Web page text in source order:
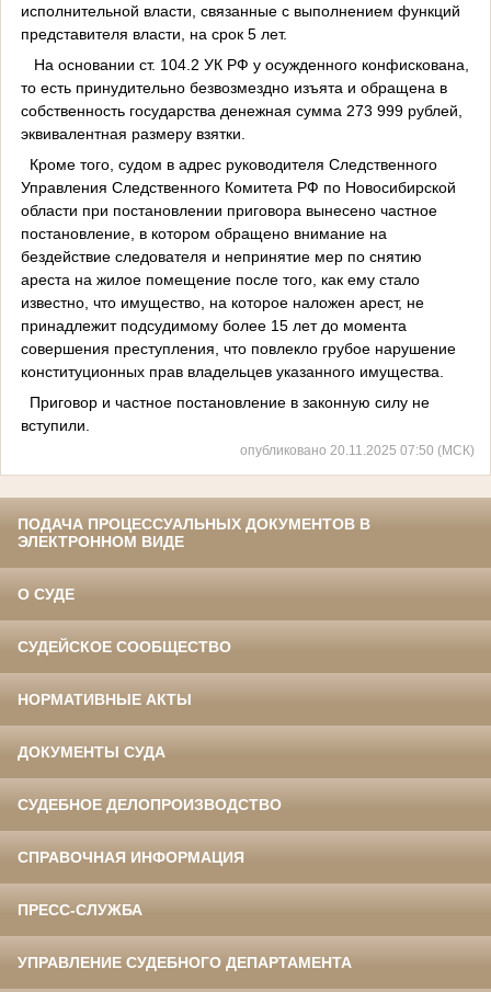
исполнительной власти, связанные с выполнением функций
представителя власти, на срок 5 лет.
На основании ст. 104.2 УК РФ у осужденного конфискована,
то есть принудительно безвозмездно изъята и обращена в
собственность государства денежная сумма 273 999 рублей,
эквивалентная размеру взятки.
Кроме того, судом в адрес руководителя Следственного
Управления Следственного Комитета РФ по Новосибирской
области при постановлении приговора вынесено частное
постановление, в котором обращено внимание на
бездействие следователя и непринятие мер по снятию
ареста на жилое помещение после того, как ему стало
известно, что имущество, на которое наложен арест, не
принадлежит подсудимому более 15 лет до момента
совершения преступления, что повлекло грубое нарушение
конституционных прав владельцев указанного имущества.
Приговор и частное постановление в законную силу не
вступили.
опубликовано 20.11.2025 07:50 (МСК)
ПОДАЧА ПРОЦЕССУАЛЬНЫХ ДОКУМЕНТОВ В
ЭЛЕКТРОННОМ ВИДЕ
О СУДЕ
СУДЕЙСКОЕ СООБЩЕСТВО
НОРМАТИВНЫЕ АКТЫ
ДОКУМЕНТЫ СУДА
СУДЕБНОЕ ДЕЛОПРОИЗВОДСТВО
СПРАВОЧНАЯ ИНФОРМАЦИЯ
ПРЕСС-СЛУЖБА
УПРАВЛЕНИЕ СУДЕБНОГО ДЕПАРТАМЕНТА